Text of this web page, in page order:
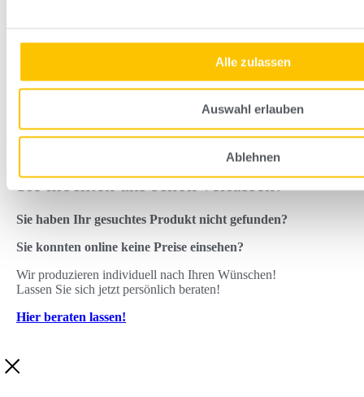
Alle zulassen
Auswahl erlauben
Ablehnen
Datenschutz
AGBs
LinkedinYoutube
Sie möchten uns schon verlassen?
Sie haben Ihr gesuchtes Produkt nicht gefunden?
Sie konnten online keine Preise einsehen?
Wir produzieren individuell nach Ihren Wünschen!
Lassen Sie sich jetzt persönlich beraten!
Hier beraten lassen!